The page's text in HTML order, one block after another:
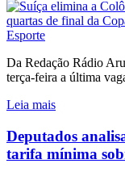
Esporte
Da Redação Rádio
terça-feira a última
Leia mais
Deputados
tarifa mínima